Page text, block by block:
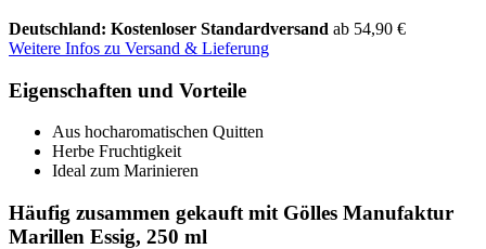
Deutschland: Kostenloser Standardversand ab 54,90 €
Weitere Infos zu Versand & Lieferung
Eigenschaften und Vorteile
Aus hocharomatischen Quitten
Herbe Fruchtigkeit
Ideal zum Marinieren
Häufig zusammen gekauft mit Gölles Manufaktur
Marillen Essig, 250 ml